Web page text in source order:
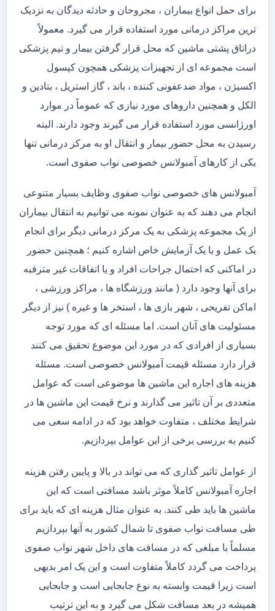
برای حمل انواع بیماران ، مجروحان و حادثه دیدگان به نزدیک
ترین مراکز درمانی مورد استفاده قرار می گیرد. معمولاً
دراتاق پشتی ماشین که محل قرار گرفتن بیمار و تیم پزشکی
است مجموعه ای از تجهیزات پزشکی همچون کپسول
اکسیژن ، مواد ضدعفونی کننده ، باند ، گاز استریل ، بتادین و
الکل و همچنین داروهای مورد نیازی که عموماً در موارد
اورژانسی مورد استفاده قرار می گیرند وجود دارند. البته
رسیدن به محل حضور بیمار و انتقال او به مرکز درمانی تنها
یکی از کارهای آمبولانس خصوصی نواب صفوی است.
آمبولانس های خصوصی نواب صفوی وظایف بسیار متنوعی
انجام می دهند که به عنوان نمونه می توانیم به انتقال بیماران
از یک مجموعه پزشکی به یک مرکز درمانی دیگر برای انجام
یک عمل و یا یک آزمایش خاص اشاره کنیم ؛ همچنین حضور
در اماکنی که احتمال جراحات افراد و یا اتفاقات غیر مترقبه
برای آنها وجود دارد ( مانند ورزشگاه ها ، مراکز ورزشی ،
اماکن تفریحی ، شهر بازی ها ، استخر ها و غیره ) نیز از دیگر
مسئولیت های آنان است. اما مسئله ای که مورد توجه
بسیاری از افرادی که در مورد این موضوع تحقیق می کنند
قرار دارد مسئله قیمت آمبولانس خصوصی است. مسئله
هزینه های اجاره این ماشین ها موضوعی است که عوامل
متعددی بر آن تاثیر می گذارند و نرخ قیمت این ماشین ها در
شرایط مختلف ، متفاوت خواهد بود که در ادامه سعی می
کنیم به بررسی برخی از این عوامل بپردازیم.
از عوامل تاثیر گذاری که می تواند در بالا و پایین رفتن هزینه
اجاره آمبولانس کاملاً موثر باشد مسافتی است که این
ماشین ها باید طی کنند. به عنوان مثال هزینه ای که باید برای
طی مسافت نواب صفوی تا شمال کشور به آنها بپردازیم
مسلماً با مبلغی که در مسافت های داخل شهر نواب صفوی
پرداخت می گردد کاملاً متفاوت است و این یک امر بدیهی
است زیرا قیمت وابسته به نوع جابجایی است و جابجایی
همیشه در بعد مسافت شکل می گیرد و به این ترتیب